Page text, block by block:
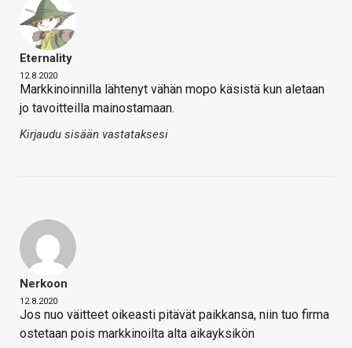
Eternality
12.8.2020
Markkinoinnilla lähtenyt vähän mopo käsistä kun aletaan
jo tavoitteilla mainostamaan.
Kirjaudu sisään vastataksesi
Nerkoon
12.8.2020
Jos nuo väitteet oikeasti pitävät paikkansa, niin tuo firma
ostetaan pois markkinoilta alta aikayksikön